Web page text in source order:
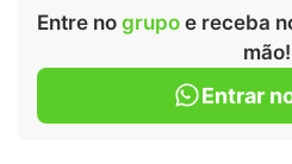
Entre no grupo e receba
mão!
Entrar